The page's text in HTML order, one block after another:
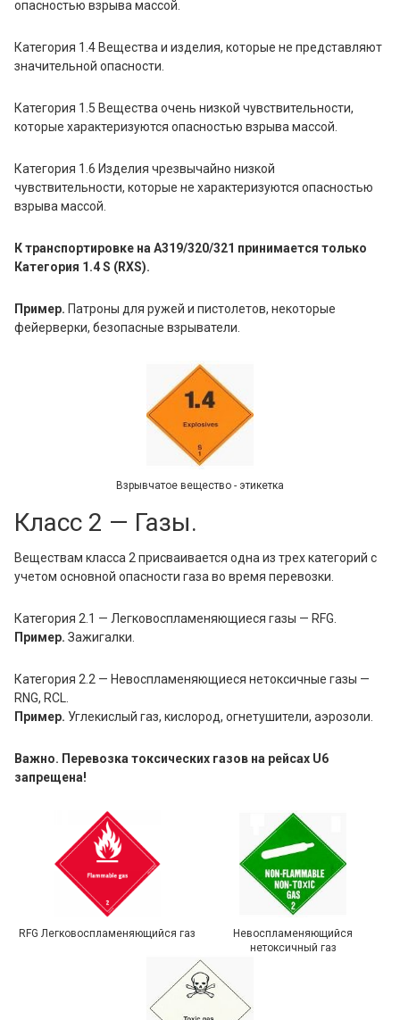
опасностью взрыва массой.
Категория 1.4 Вещества и изделия, которые не представляют
значительной опасности.
Категория 1.5 Вещества очень низкой чувствительности,
которые характеризуются опасностью взрыва массой.
Категория 1.6 Изделия чрезвычайно низкой
чувствительности, которые не характеризуются опасностью
взрыва массой.
К транспортировке на A319/320/321 принимается только
Категория 1.4 S (RXS).
Пример. Патроны для ружей и пистолетов, некоторые
фейерверки, безопасные взрыватели.
Взрывчатое вещество - этикетка
Класс 2 — Газы.
Веществам класса 2 присваивается одна из трех категорий с
учетом основной опасности газа во время перевозки.
Категория 2.1 — Легковоспламеняющиеся газы — RFG.
Пример. Зажигалки.
Категория 2.2 — Невоспламеняющиеся нетоксичные газы —
RNG, RCL.
Пример. Углекислый газ, кислород, огнетушители, аэрозоли.
Важно. Перевозка токсических газов на рейсах U6
запрещена!
RFG Легковоспламеняющийся газ
Невоспламеняющийся
нетоксичный газ